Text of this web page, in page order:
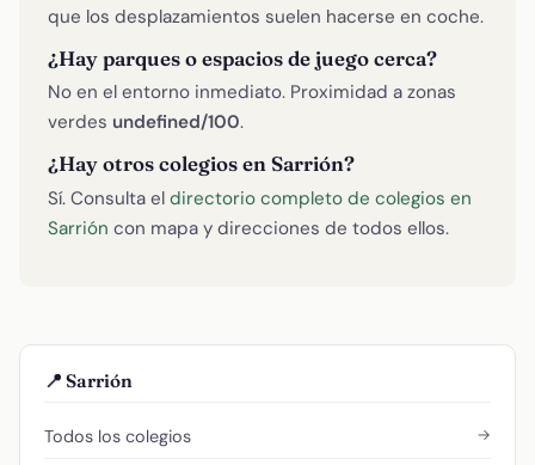
que los desplazamientos suelen hacerse en coche.
¿Hay parques o espacios de juego cerca?
No en el entorno inmediato. Proximidad a zonas
verdes undefined/100.
¿Hay otros colegios en Sarrión?
Sí. Consulta el directorio completo de colegios en
Sarrión con mapa y direcciones de todos ellos.
📍 Sarrión
Todos los colegios →